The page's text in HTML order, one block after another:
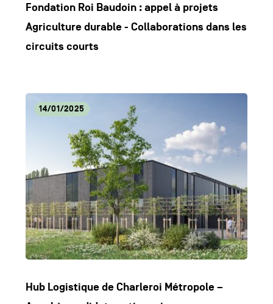
Fondation Roi Baudoin : appel à projets
Agriculture durable - Collaborations dans les
circuits courts
Hub Logistique de Charleroi Métropole –
14/01/2025
Lire